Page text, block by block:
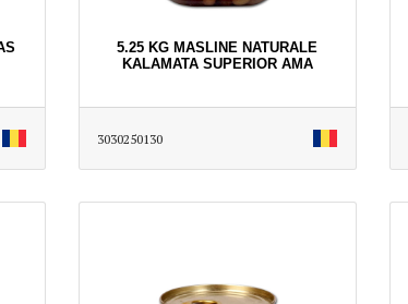
5.25 KG MASLINE NATURALE
KALAMATA SUPERIOR AMA
3030250130